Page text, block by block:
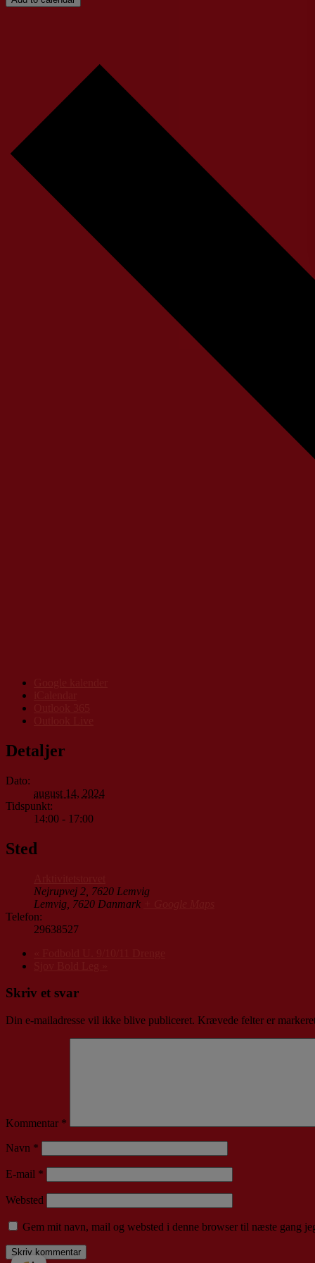
Detaljer
Dato:
august 14, 2024
Tidspunkt:
14:00 - 17:00
Sted
Nejrupvej 2, 7620 Lemvig
Lemvig 7620 Danmark
Telefon:
29638527
Skriv et svar
Din e-mailadresse vil ikke blive publiceret. Krævede felter er
Kommentar *
Navn *
E-mail *
Websted
Gem mit navn, mail og websted i denne browser til næste gang